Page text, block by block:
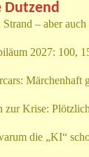
Dutzend
– aber
2027: 100,
Märchenhaft
zur Krise:
die „KI“